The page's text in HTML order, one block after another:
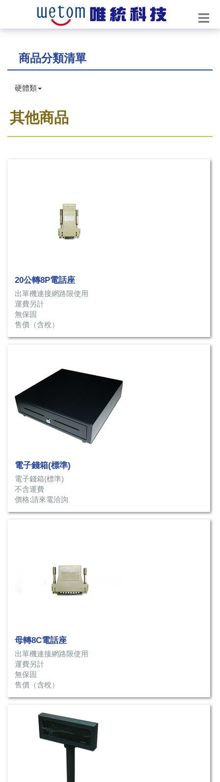
商品分類清單
硬體類
其他商品
20公轉8P電話座
出單機連接網路限使用
運費另計
無保固
售價（含稅）
電子錢箱(標準)
電子錢箱(標準)
不含運費
價格:請來電洽詢
母轉8C電話座
出單機連接網路限使用
運費另計
無保固
售價（含稅）